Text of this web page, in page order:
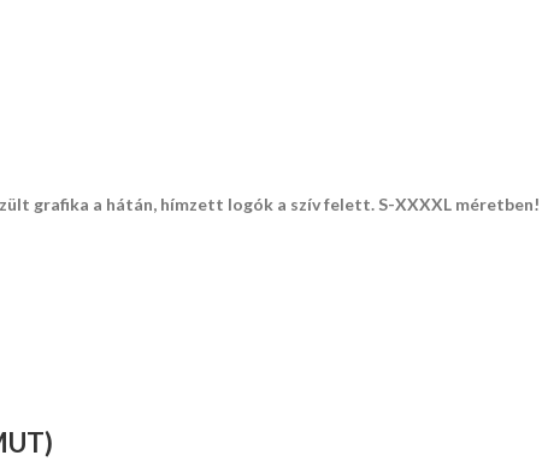
grafika a hátán, hímzett logók a szív felett. S-XXXXL méretben!